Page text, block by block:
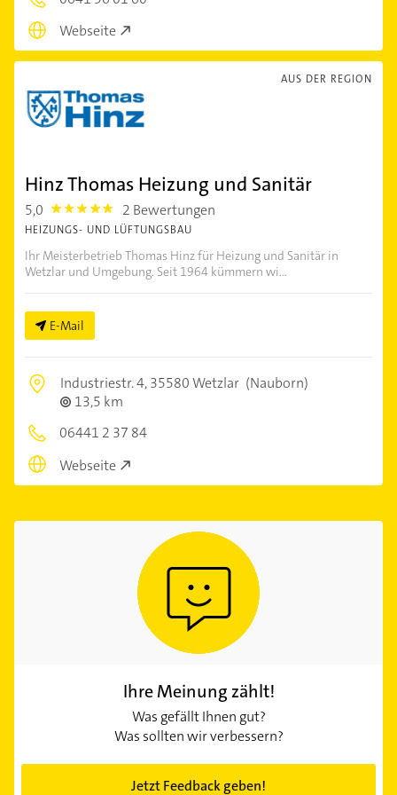
Webseite
AUS DER REGION
Hinz Thomas Heizung und Sanitär
5,0 5.0 2 Bewertungen
HEIZUNGS- UND LÜFTUNGSBAU
Ihr Meisterbetrieb Thomas Hinz für Heizung und Sanitär in
Wetzlar und Umgebung. Seit 1964 kümmern wi...
E-Mail
Industriestr. 4,35580 Wetzlar (Nauborn)
13,5 km
06441 2 37 84
Webseite
Ihre Meinung zählt!
Was gefällt Ihnen gut?
Was sollten wir verbessern?
Jetzt Feedback geben!